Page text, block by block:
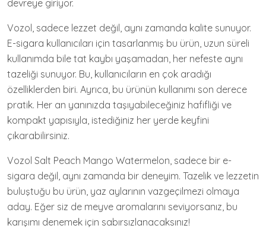
devreye giriyor.
Vozol, sadece lezzet değil, aynı zamanda kalite sunuyor.
E-sigara kullanıcıları için tasarlanmış bu ürün, uzun süreli
kullanımda bile tat kaybı yaşamadan, her nefeste aynı
tazeliği sunuyor. Bu, kullanıcıların en çok aradığı
özelliklerden biri. Ayrıca, bu ürünün kullanımı son derece
pratik. Her an yanınızda taşıyabileceğiniz hafifliği ve
kompakt yapısıyla, istediğiniz her yerde keyfini
çıkarabilirsiniz.
Vozol Salt Peach Mango Watermelon, sadece bir e-
sigara değil, aynı zamanda bir deneyim. Tazelik ve lezzetin
buluştuğu bu ürün, yaz aylarının vazgeçilmezi olmaya
aday. Eğer siz de meyve aromalarını seviyorsanız, bu
karışımı denemek için sabırsızlanacaksınız!